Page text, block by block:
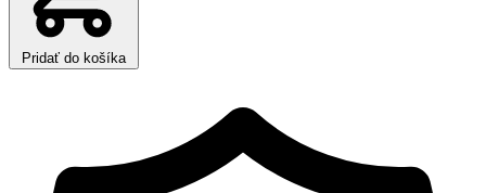
Pridať do košíka